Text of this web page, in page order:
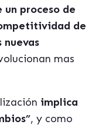
proceso de
de
mas
implica
, y como